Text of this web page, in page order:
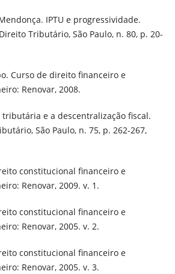
IPTU e progressividade.
Tributário, São Paulo, n. 80, p. 20-
Curso de direito financeiro e
Renovar, 2008.
tributária e a descentralização fiscal.
São Paulo, n. 75, p. 262-267,
constitucional financeiro e
Renovar, 2009. v. 1.
constitucional financeiro e
Renovar, 2005. v. 2.
constitucional financeiro e
Renovar, 2005. v. 3.